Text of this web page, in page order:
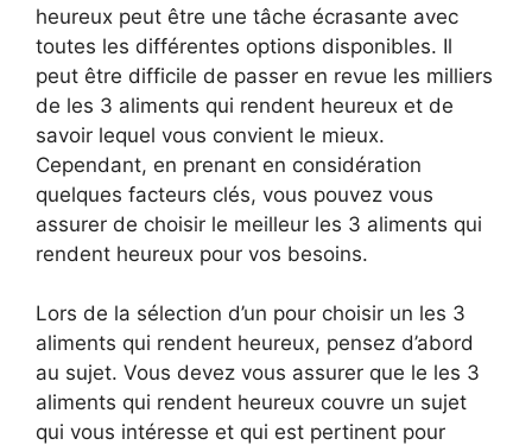
heureux peut être une tâche écrasante avec
toutes les différentes options disponibles. Il
peut être difficile de passer en revue les milliers
de les 3 aliments qui rendent heureux et de
savoir lequel vous convient le mieux.
Cependant, en prenant en considération
quelques facteurs clés, vous pouvez vous
assurer de choisir le meilleur les 3 aliments qui
rendent heureux pour vos besoins.
Lors de la sélection d’un pour choisir un les 3
aliments qui rendent heureux, pensez d’abord
au sujet. Vous devez vous assurer que le les 3
aliments qui rendent heureux couvre un sujet
qui vous intéresse et qui est pertinent pour